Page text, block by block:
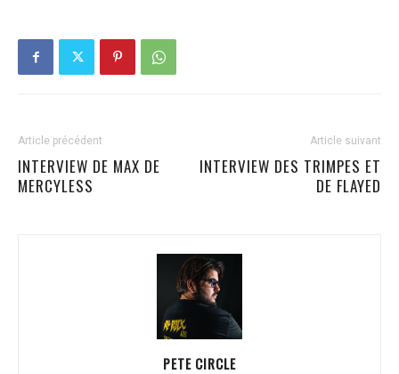
Article précédent
INTERVIEW DE MAX DE
MERCYLESS
Article suivant
INTERVIEW DES TRIMPES ET
DE FLAYED
PETE CIRCLE